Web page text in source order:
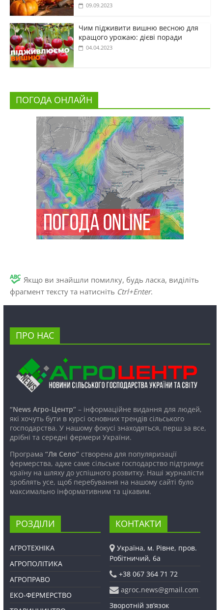
09.09.2023
Чим підживити вишню весною для
кращого урожаю: дієві поради
04.04.2023
ПОГОДА ОНЛАЙН
Якщо ви знайшли помилку, будь ласка, виділіть
фрагмент тексту та натисніть Ctrl+Enter.
ПРО НАС
“News Агро-Центр”– інформаційне видання для людей,
які хочуть бути в курсі основних трендів сільського
господарства. У нашому фокусі знаходяться, перш за все,
дрібні та середні фермери України.
Програма “Ля Село”створена для популяризації
фермерства, адже саме сільське господарство підтримує
країну на шляху до успішного розвитку. Наші журналісти
зроблять усе, щоб перебування на нашому сайті було
максимально інформативним та цікавим.
РОЗДІЛИ
АГРОТЕХНІКА
АГРОПОЛІТИКА
АГРОПРАВО
ЕКО-ФЕРМЕРСТВО
КОНТАКТИ
Україна, м. Рівне, пров.
Робітничий, 6а
+38 067 364 71 72
agroc.news@gmail.com
Зворотній зв’язок